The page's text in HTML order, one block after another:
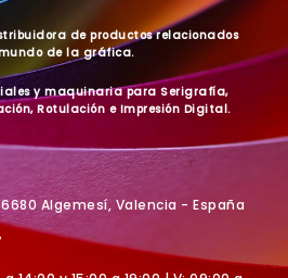
de productos relacionados
de la gráfica.
y maquinaria para Serigrafía,
Rotulación e Impresión Digital.
Algemesí, Valencia - España